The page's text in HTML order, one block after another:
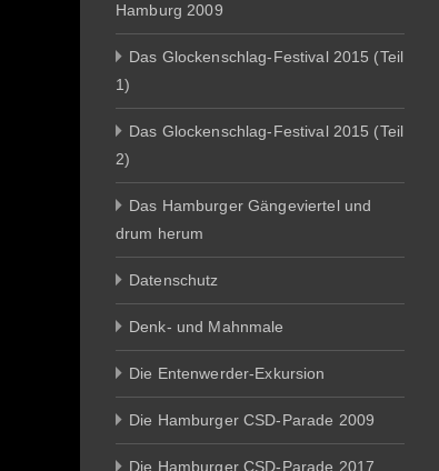
Hamburg 2009
Das Glockenschlag-Festival 2015 (Teil
1)
Das Glockenschlag-Festival 2015 (Teil
2)
Das Hamburger Gängeviertel und
drum herum
Datenschutz
Denk- und Mahnmale
Die Entenwerder-Exkursion
Die Hamburger CSD-Parade 2009
Die Hamburger CSD-Parade 2017